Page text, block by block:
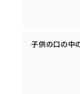
子供の口の中